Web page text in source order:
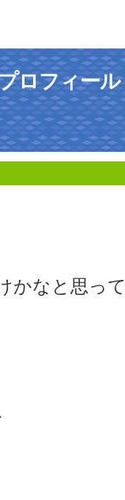
ロフィール
かなと思っ